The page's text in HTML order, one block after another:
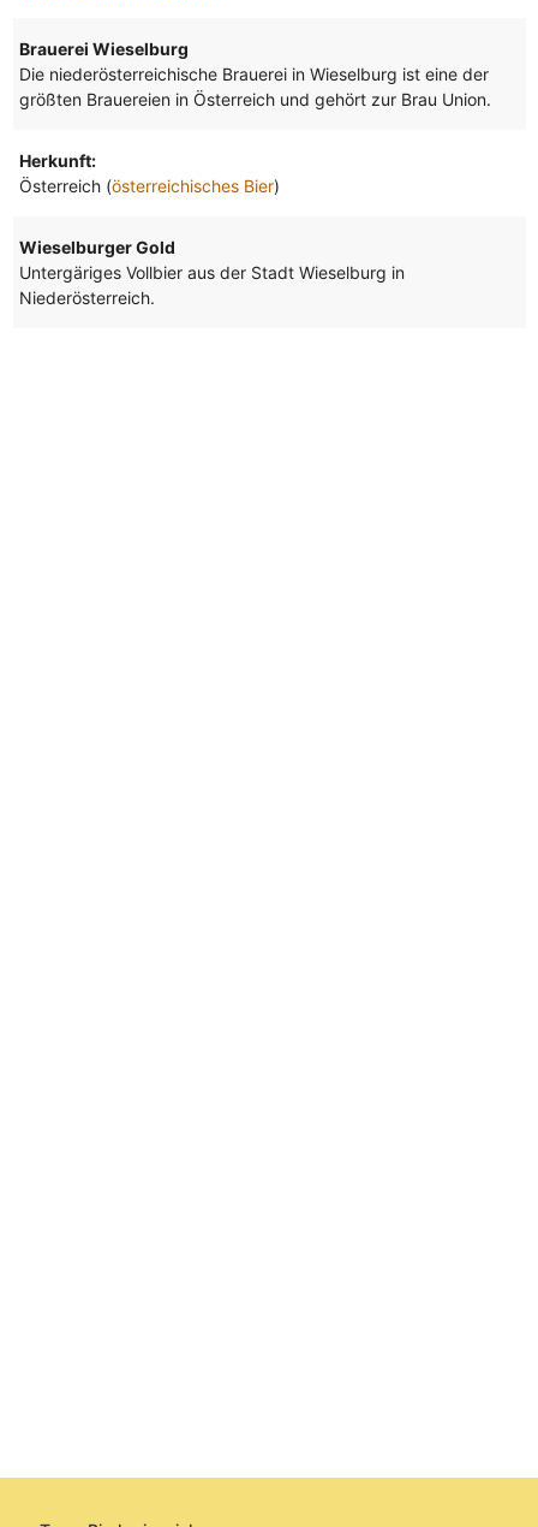
Brauerei Wieselburg
Die niederösterreichische Brauerei in Wieselburg ist eine der
größten Brauereien in Österreich und gehört zur Brau Union.
Herkunft:
Österreich (österreichisches Bier)
Wieselburger Gold
Untergäriges Vollbier aus der Stadt Wieselburg in
Niederösterreich.